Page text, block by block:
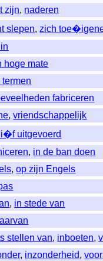
zijn, naderen
slepen,zich
hoge mate
fabriceren
,vriendschappelijk
uitgevoerd
, in de ban doen
,op zijn Engels
, in stede van
stellen van, inboeten,
, inzonderheid,